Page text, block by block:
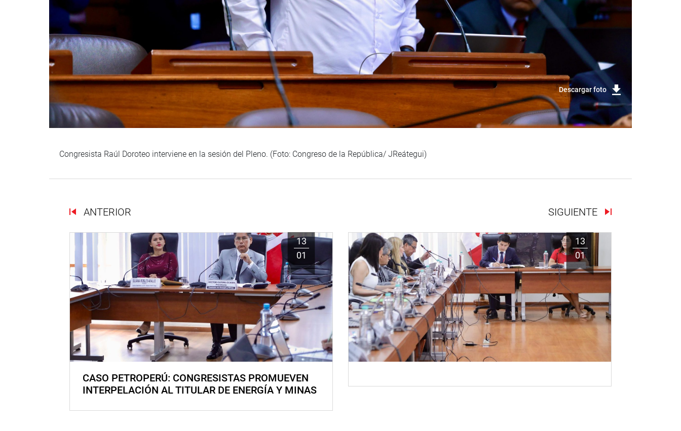
Descargar foto
Congresista Raúl Doroteo interviene en la sesión del Pleno. (Foto: Congreso de la República/ JReátegui)
ANTERIOR SIGUIENTE
13
01
CASO PETROPERÚ: CONGRESISTAS PROMUEVEN
INTERPELACIÓN AL TITULAR DE ENERGÍA Y MINAS
13
01